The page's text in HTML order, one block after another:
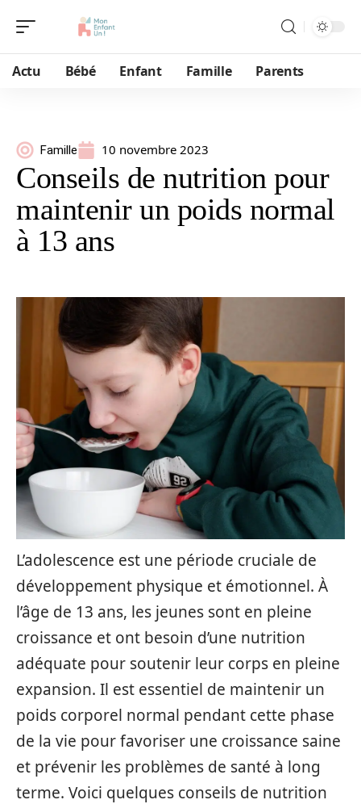
Actu Bébé Enfant Famille Parents
Famille 10 novembre 2023
Conseils de nutrition pour
maintenir un poids normal
à 13 ans
L’adolescence est une période cruciale de
développement physique et émotionnel. À
l’âge de 13 ans, les jeunes sont en pleine
croissance et ont besoin d’une nutrition
adéquate pour soutenir leur corps en pleine
expansion. Il est essentiel de maintenir un
poids corporel normal pendant cette phase
de la vie pour favoriser une croissance saine
et prévenir les problèmes de santé à long
terme. Voici quelques conseils de nutrition